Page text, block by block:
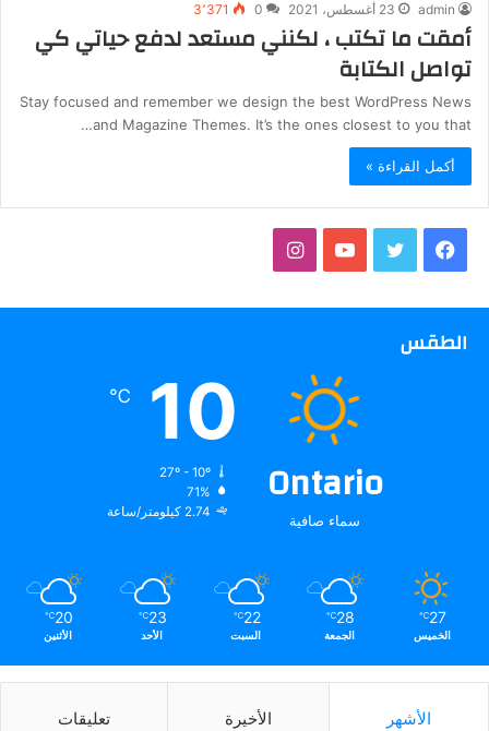
admin 23 أغسطس، 2021 0 3٬371
أمقت ما تكتب ، لكنني مستعد لدفع حياتي كي
تواصل الكتابة
Stay focused and remember we design the best WordPress News
and Magazine Themes. It’s the ones closest to you that…
أكمل القراءة »
فيسبوك تويتر يوتيوبانستقرام
الطقس
Ontario
سماء صافية
10
℃
27º - 10º
71%
2.74 كيلومتر/ساعة
27
℃
الخميس
28
℃
الجمعة
22
℃
السبت
23
℃
الأحد
20
℃
الأثنين
الأشهر الأخيرة تعليقات